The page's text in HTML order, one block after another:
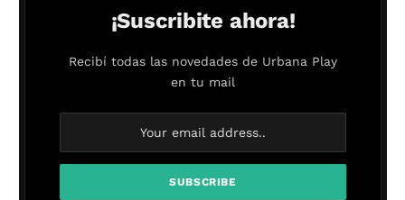
¡Suscribite ahora!
Recibí todas las novedades de Urbana Play
en tu mail